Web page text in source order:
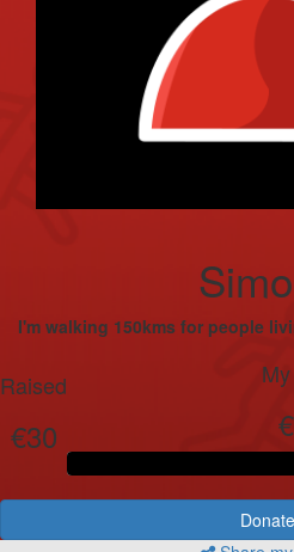
I'm walking 150kms for people
Raised
€30
Donate